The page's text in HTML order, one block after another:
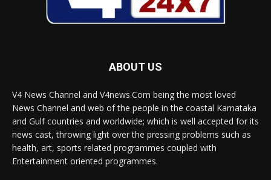
ABOUT US
V4 News Channel and V4news.Com being the most loved
News Channel and web of the people in the coastal Karnataka
and Gulf countries and worldwide; which is well accepted for its
news cast, throwing light over the pressing problems such as
health, art, sports related programmes coupled with
Entertainment oriented programmes.